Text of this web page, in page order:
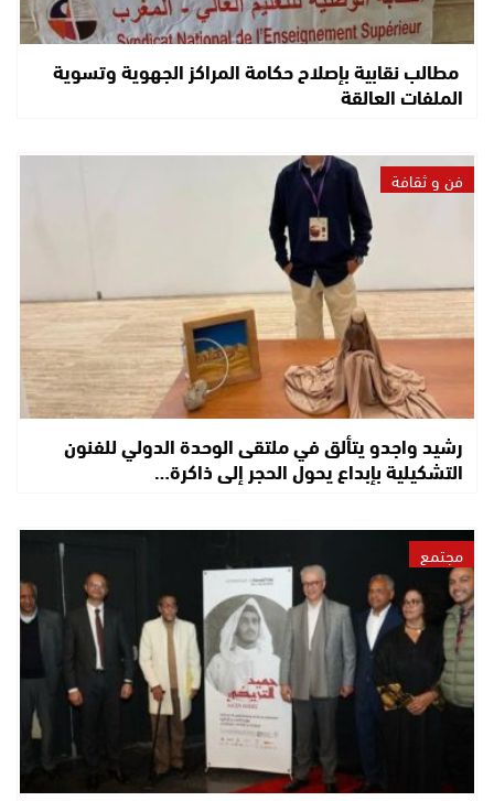
مطالب نقابية بإصلاح حكامة المراكز الجهوية وتسوية
الملفات العالقة
فن و ثقافة
رشيد واجدو يتألق في ملتقى الوحدة الدولي للفنون
التشكيلية بإبداع يحول الحجر إلى ذاكرة…
مجتمع